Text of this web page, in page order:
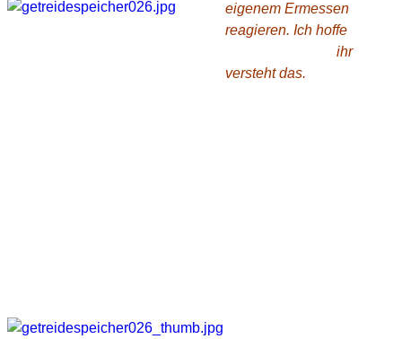
eigenem Ermessen
reagieren. Ich hoffe
ihr
versteht das.